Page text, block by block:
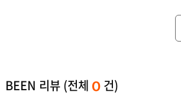
BEEN 리뷰 (전체 0 건)